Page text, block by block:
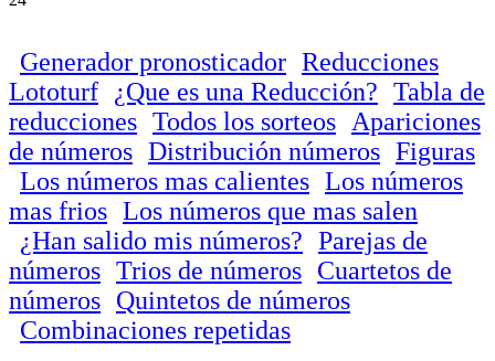
Generador pronosticador Reducciones
Lototurf
¿Que es una Reducción? Tabla de
reducciones Todos los sorteos
Apariciones
de números Distribución números Figuras
Los números mas calientes Los números
mas frios Los números que mas salen
¿Han salido mis números? Parejas de
números Trios de números Cuartetos de
números Quintetos de números
Combinaciones repetidas